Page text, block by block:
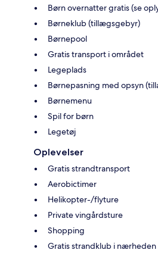
Børn overnatter gratis (se
Børneklub (tillægsgebyr)
Børnepool
Gratis transport i området
Legeplads
Børnepasning med opsyn
Børnemenu
Spil for børn
Legetøj
Oplevelser
Gratis strandtransport
Aerobictimer
Helikopter-/flyture
Private vingårdsture
Shopping
Gratis strandklub i nærheden